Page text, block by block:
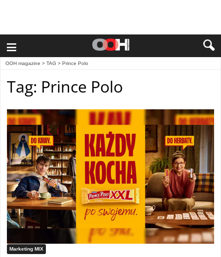
≡
OOH magazine > TAG > Prince Polo
Tag: Prince Polo
Marketing MIX